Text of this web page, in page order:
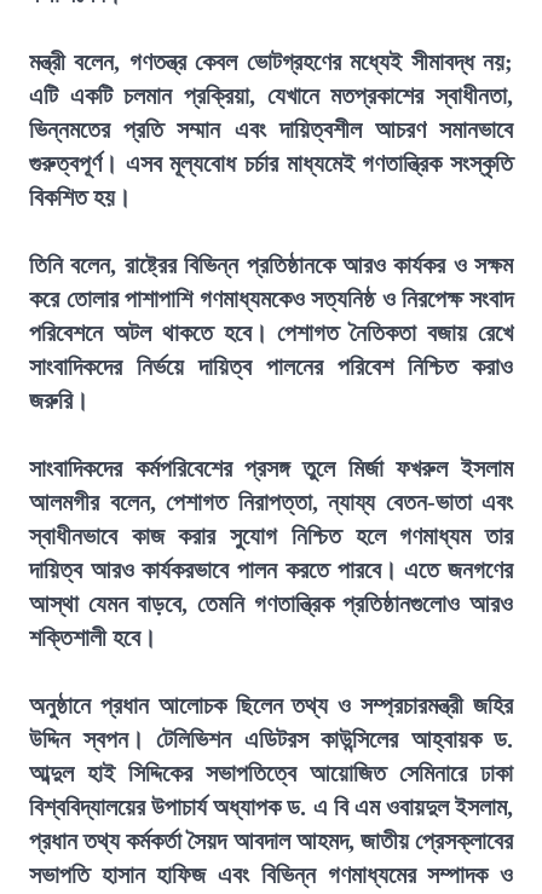
মন্ত্রী বলেন, গণতন্ত্র কেবল ভোটগ্রহণের মধ্যেই সীমাবদ্ধ নয়;
এটি একটি চলমান প্রক্রিয়া, যেখানে মতপ্রকাশের স্বাধীনতা,
ভিন্নমতের প্রতি সম্মান এবং দায়িত্বশীল আচরণ সমানভাবে
গুরুত্বপূর্ণ। এসব মূল্যবোধ চর্চার মাধ্যমেই গণতান্ত্রিক সংস্কৃতি
বিকশিত হয়।
তিনি বলেন, রাষ্ট্রের বিভিন্ন প্রতিষ্ঠানকে আরও কার্যকর ও সক্ষম
করে তোলার পাশাপাশি গণমাধ্যমকেও সত্যনিষ্ঠ ও নিরপেক্ষ সংবাদ
পরিবেশনে অটল থাকতে হবে। পেশাগত নৈতিকতা বজায় রেখে
সাংবাদিকদের নির্ভয়ে দায়িত্ব পালনের পরিবেশ নিশ্চিত করাও
জরুরি।
সাংবাদিকদের কর্মপরিবেশের প্রসঙ্গ তুলে মির্জা ফখরুল ইসলাম
আলমগীর বলেন, পেশাগত নিরাপত্তা, ন্যায্য বেতন-ভাতা এবং
স্বাধীনভাবে কাজ করার সুযোগ নিশ্চিত হলে গণমাধ্যম তার
দায়িত্ব আরও কার্যকরভাবে পালন করতে পারবে। এতে জনগণের
আস্থা যেমন বাড়বে, তেমনি গণতান্ত্রিক প্রতিষ্ঠানগুলোও আরও
শক্তিশালী হবে।
অনুষ্ঠানে প্রধান আলোচক ছিলেন তথ্য ও সম্প্রচারমন্ত্রী জহির
উদ্দিন স্বপন। টেলিভিশন এডিটরস কাউন্সিলের আহ্বায়ক ড.
আব্দুল হাই সিদ্দিকের সভাপতিত্বে আয়োজিত সেমিনারে ঢাকা
বিশ্ববিদ্যালয়ের উপাচার্য অধ্যাপক ড. এ বি এম ওবায়দুল ইসলাম,
প্রধান তথ্য কর্মকর্তা সৈয়দ আবদাল আহমদ, জাতীয় প্রেসক্লাবের
সভাপতি হাসান হাফিজ এবং বিভিন্ন গণমাধ্যমের সম্পাদক ও